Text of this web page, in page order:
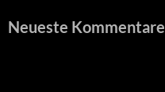
Neueste Kommentare